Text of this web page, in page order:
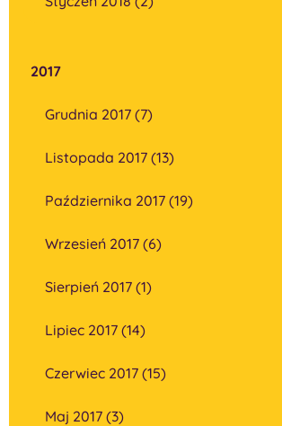
2017
Grudnia 2017 (7)
Listopada 2017 (13)
Października 2017 (19)
Wrzesień 2017 (6)
Sierpień 2017 (1)
Lipiec 2017 (14)
Czerwiec 2017 (15)
Maj 2017 (3)